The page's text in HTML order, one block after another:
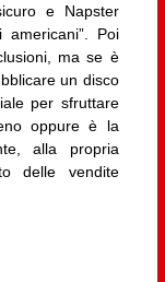
e Napster
americani”. Poi
ma se è
un disco
per sfruttare
oppure è la
alla propria
delle vendite